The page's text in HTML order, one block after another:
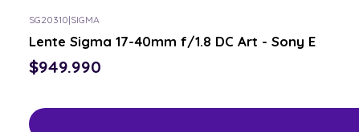
SG20310|SIGMA
Lente Sigma 17-40mm f/1.8 DC Art - Sony E
$949.990